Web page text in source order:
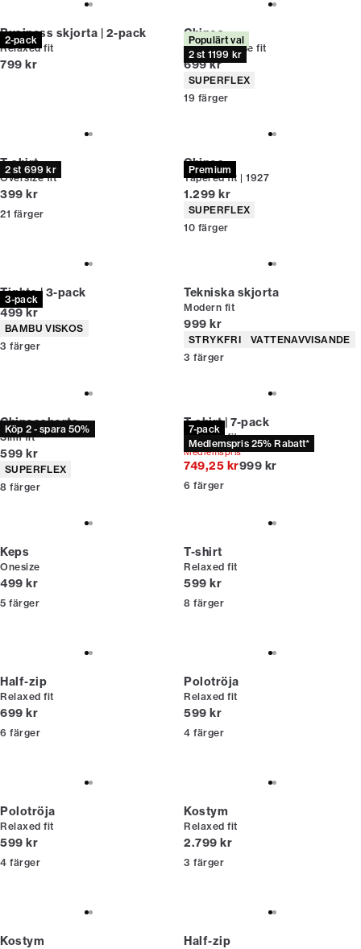
2-pack
Business skjorta | 2-pack
Relaxed fit
Nuvarande pris
799 kr
Populärt val
2 st 1199 kr
Chinos
Relaxed loose fit
Nuvarande pris
699 kr
Produktattribut
SUPERFLEX
19 färger
2 st 699 kr
T-shirt
Oversize fit
Nuvarande pris
399 kr
21 färger
Premium
Chinos
Tapered fit | 1927
Nuvarande pris
1.299 kr
Produktattribut
SUPERFLEX
10 färger
3-pack
Tights | 3-pack
Nuvarande pris
499 kr
Produktattribut
BAMBU VISKOS
3 färger
Tekniska skjorta
Modern fit
Nuvarande pris
999 kr
Produktattribut
STRYKFRI
VATTENAVVISANDE
3 färger
Köp 2 - spara 50%
Chinosshorts
Slim fit
Nuvarande pris
599 kr
Produktattribut
SUPERFLEX
8 färger
7-pack
Medlemspris 25% Rabatt*
T-shirt | 7-pack
Relaxed fit
Medlemspris*
749,25 krOriginalpris
999 kr
6 färger
Keps
Onesize
Nuvarande pris
499 kr
5 färger
T-shirt
Relaxed fit
Nuvarande pris
599 kr
8 färger
Half-zip
Relaxed fit
Nuvarande pris
699 kr
6 färger
Polotröja
Relaxed fit
Nuvarande pris
599 kr
4 färger
Polotröja
Relaxed fit
Nuvarande pris
599 kr
4 färger
Kostym
Relaxed fit
Nuvarande pris
2.799 kr
3 färger
Kostym Half-zip